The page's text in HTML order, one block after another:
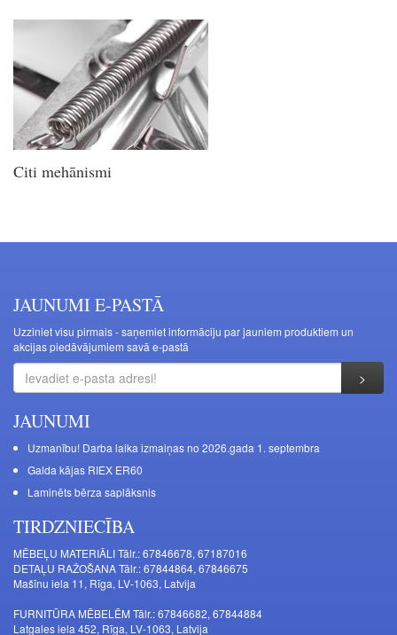
Citi mehānismi
JAUNUMI E-PASTĀ
Uzziniet visu pirmais - saņemiet informāciju par jauniem produktiem un
akcijas piedāvājumiem savā e-pastā
JAUNUMI
Uzmanību! Darba laika izmaiņas no 2026.gada 1. septembra
Galda kājas RIEX ER60
Laminēts bērza saplāksnis
TIRDZNIECĪBA
MĒBEĻU MATERIĀLI Tālr.: 67846678, 67187016
DETAĻU RAŽOŠANA Tālr.: 67844864, 67846675
Mašīnu iela 11, Rīga, LV-1063, Latvija
FURNITŪRA MĒBELĒM Tālr.: 67846682, 67844884
Latgales iela 452, Rīga, LV-1063, Latvija